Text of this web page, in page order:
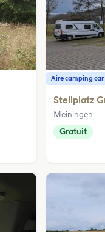
Aire camping car
Stellplatz
Meiningen
Gratuit